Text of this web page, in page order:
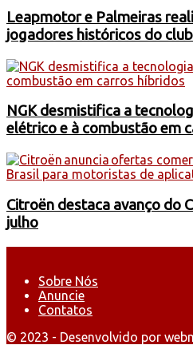
Leapmotor e Palmeiras
jogadores históricos do
NGK desmistifica a
elétrico e à combustão em
Citroën destaca avanço do
julho
Sobre Nós
Anuncie
Contatos
© 2023 - Desenvolvido por